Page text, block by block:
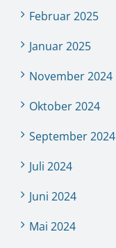
Februar 2025
Januar 2025
November 2024
Oktober 2024
September 2024
Juli 2024
Juni 2024
Mai 2024